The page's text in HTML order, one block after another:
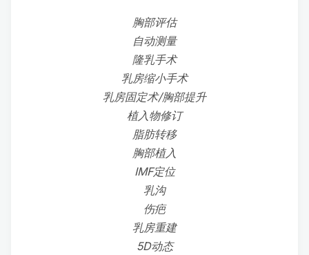
胸部评估
自动测量
隆乳手术
乳房缩小手术
乳房固定术/胸部提升
植入物修订
脂肪转移
胸部植入
IMF定位
乳沟
伤疤
乳房重建
5D动态